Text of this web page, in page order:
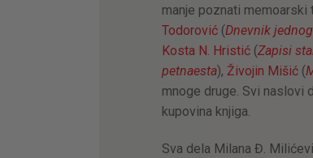
manje poznati memoarski
Todorović(Dnevnik
Kosta N. Hristić(Zapisi
petnaesta), Živojin Mišić(
mnoge druge. Svi naslovi
kupovina knjiga.
Sva dela Milana Đ.